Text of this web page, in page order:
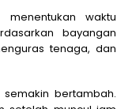
waktu
bayangan
tenaga, dan
bertambah.